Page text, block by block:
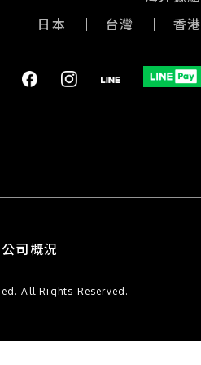
日本
台灣 香港
公司概況
All Rights Reserved.